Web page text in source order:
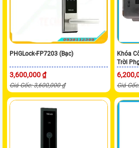
PHGLock-FP7203 (Bạc)
3,600,000 ₫
Giá Gốc: 3,600,000 ₫
Khóa
Trời
Giá